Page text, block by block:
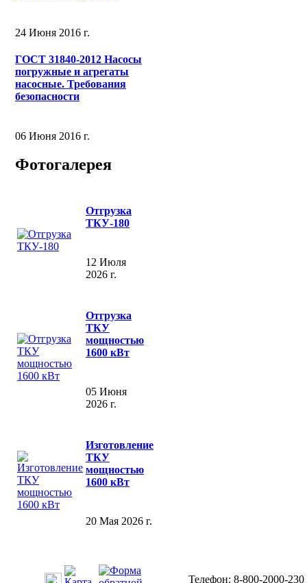
24 Июня 2016 г.
ГОСТ 31840-2012 Насосы
погружные и агрегаты
насосные. Требования
безопасности
06 Июня 2016 г.
Фотогалерея
Отгрузка
ТКУ-180
12 Июля
2026 г.
Отгрузка
ТКУ
мощностью
1600 кВт
05 Июня
2026 г.
Изготовление
ТКУ
мощностью
1600 кВт
20 Мая 2026 г.
Телефон: 8-800-2000-230